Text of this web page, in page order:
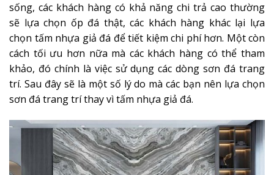
sống, các khách hàng có khả năng chi trả cao thường
sẽ lựa chọn ốp đá thật, các khách hàng khác lại lựa
chọn tấm nhựa giả đá để tiết kiệm chi phí hơn. Một còn
cách tối ưu hơn nữa mà các khách hàng có thể tham
khảo, đó chính là việc sử dụng các dòng sơn đá trang
trí. Sau đây sẽ là một số lý do mà các bạn nên lựa chọn
sơn đá trang trí thay vì tấm nhựa giả đá.